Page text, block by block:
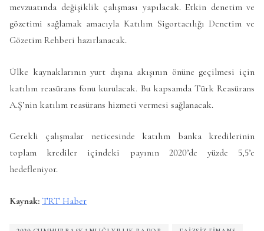
mevzuatında değişiklik çalışması yapılacak. Etkin denetim ve
gözetimi sağlamak amacıyla Katılım Sigortacılığı Denetim ve
Gözetim Rehberi hazırlanacak.
Ülke kaynaklarının yurt dışına akışının önüne geçilmesi için
katılım reasürans fonu kurulacak. Bu kapsamda Türk Reasürans
A.Ş’nin katılım reasürans hizmeti vermesi sağlanacak.
Gerekli çalışmalar neticesinde katılım banka kredilerinin
toplam krediler içindeki payının 2020’de yüzde 5,5’e
hedefleniyor.
Kaynak: TRT Haber